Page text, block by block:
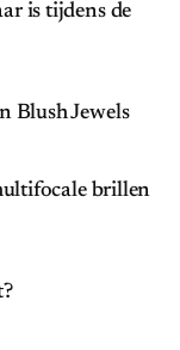
is tijdens de
Blush Jewels
brillen